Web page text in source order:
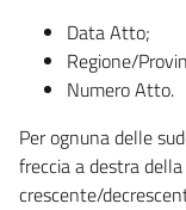
Data Atto;
Regione/
Numero Atto.
Per ognuna delle
freccia a destra
crescente/